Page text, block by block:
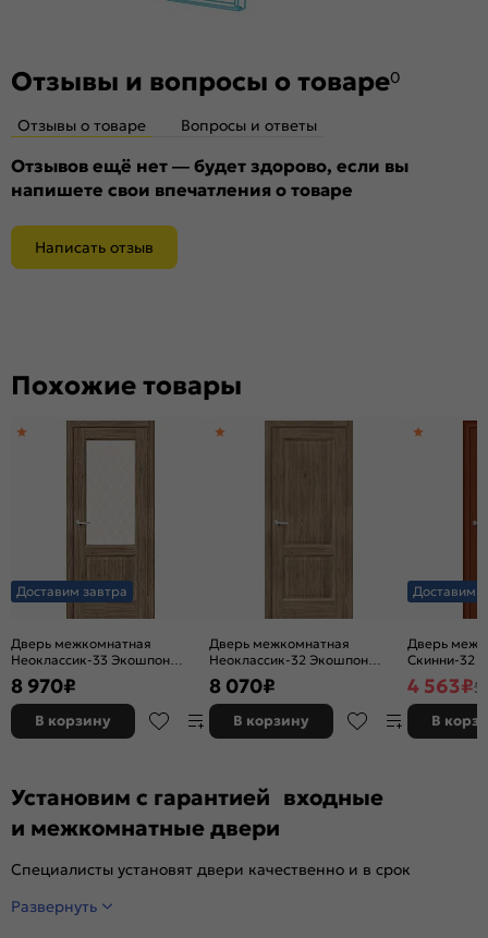
Отзывы и вопросы о товаре0
Отзывы о товаре Вопросы и ответы
Отзывов ещё нет — будет здорово, если вы
напишете свои впечатления о товаре
Написать отзыв
Похожие товары
Доставим завтра
Дверь межкомнатная
Неоклассик-33 Экошпон
Original Oak, остекленная,
white сrystal, кромка нет,
филенчатая
8 970₽
В корзину
Дверь межкомнатная
Неоклассик-32 Экошпон
Original Oak, глухая, кромка
нет, филенчатая
8 070₽
В корзину
Доставим
Дверь
Скинни-32
глухая,
4 563₽5
В
Установим с гарантией входные
и межкомнатные двери
Специалисты установят двери качественно и в срок
Развернуть